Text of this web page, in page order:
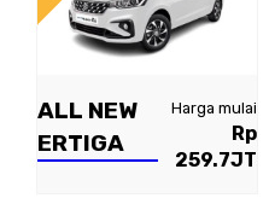
ALL NEW
ERTIGA
Harga mulai
Rp
259.7JT